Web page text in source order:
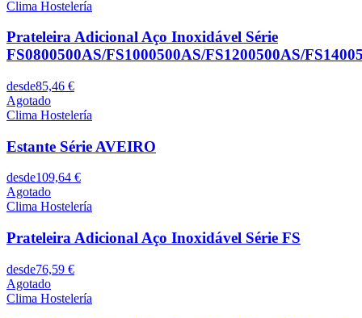
Clima Hostelería
Prateleira Adicional Aço Inoxidável Série
FS0800500AS/FS1000500AS/FS1200500AS/
desde85,46 €
Agotado
Clima Hostelería
Estante Série AVEIRO
desde109,64 €
Agotado
Clima Hostelería
Prateleira Adicional Aço Inoxidável Série FS
desde76,59 €
Agotado
Clima Hostelería